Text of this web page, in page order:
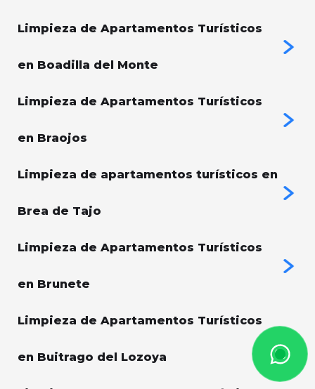
Limpieza de Apartamentos Turísticos
en Boadilla del Monte
Limpieza de Apartamentos Turísticos
en Braojos
Limpieza de apartamentos turísticos en
Brea de Tajo
Limpieza de Apartamentos Turísticos
en Brunete
Limpieza de Apartamentos Turísticos
en Buitrago del Lozoya